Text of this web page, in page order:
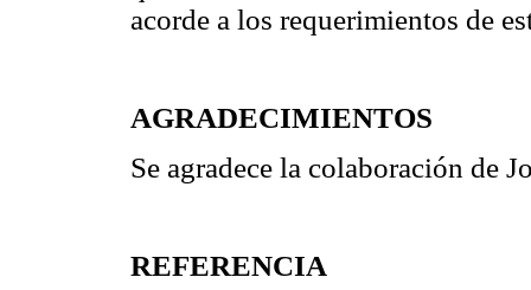
acorde a los requerimientos de
AGRADECIMIENTOS
Se agradece la colaboración de
REFERENCIA